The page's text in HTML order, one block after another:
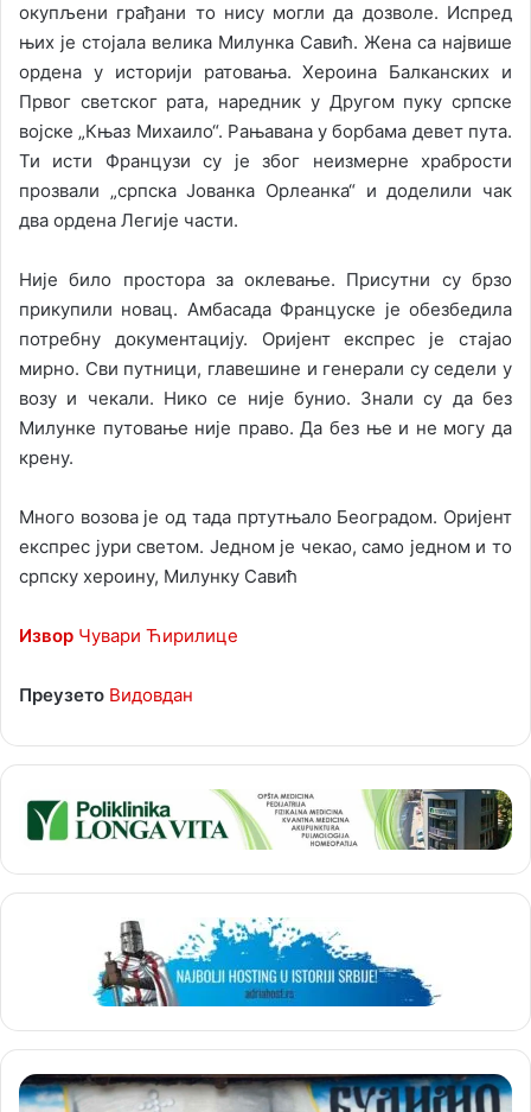
окупљени грађани то нису могли да дозволе. Испред
њих је стојала велика Милунка Савић. Жена са највише
ордена у историји ратовања. Хероина Балканских и
Првог светског рата, наредник у Другом пуку српске
војске „Књаз Михаило“. Рањавана у борбама девет пута.
Ти исти Французи су је због неизмерне храбрости
прозвали „српска Јованка Орлеанка“ и доделили чак
два ордена Легије части.
Није било простора за оклевање. Присутни су брзо
прикупили новац. Амбасада Француске је обезбедила
потребну документацију. Оријент експрес је стајао
мирно. Сви путници, главешине и генерали су седели у
возу и чекали. Нико се није бунио. Знали су да без
Милунке путовање није право. Да без ње и не могу да
крену.
Много возова је од тада пртутњало Београдом. Оријент
експрес јури светом. Једном је чекао, само једном и то
српску хероину, Милунку Савић
Извор Чувари Ћирилице
Преузето Видовдан